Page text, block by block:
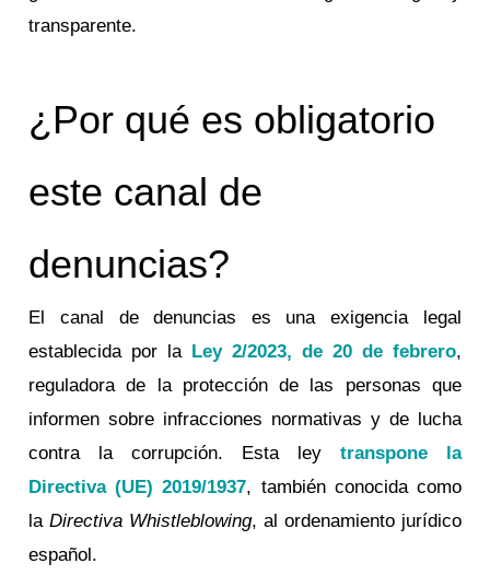
transparente.
¿Por qué es obligatorio
este canal de
denuncias?
El canal de denuncias es una exigencia legal
establecida por la Ley 2/2023, de 20 de febrero,
reguladora de la protección de las personas que
informen sobre infracciones normativas y de lucha
contra la corrupción. Esta ley transpone la
Directiva (UE) 2019/1937, también conocida como
laDirectiva Whistleblowing, al ordenamiento jurídico
español.